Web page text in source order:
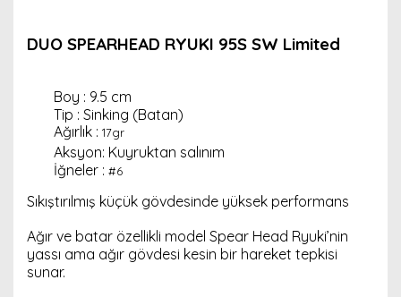
DUO SPEARHEAD RYUKI 95S SW Limited
Boy : 9.5 cm
Tip : Sinking (Batan)
Ağırlık : 17gr
Aksyon: Kuyruktan salınım
İğneler : #6
Sıkıştırılmış küçük gövdesinde yüksek performans
Ağır ve batar özellikli model Spear Head Ryuki’nin
yassı ama ağır gövdesi kesin bir hareket tepkisi
sunar.